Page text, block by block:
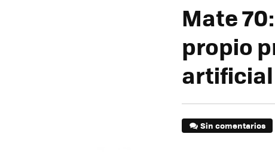
Mate
propio
artificial
Sin comentarios